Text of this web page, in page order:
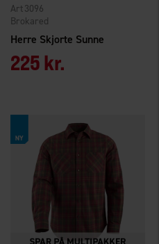
Herre Skjorte Sunne
Brokared
3096
225 kr.